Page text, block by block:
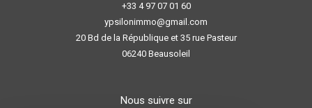
+33 4 97 07 01 60
ypsilonimmo@gmail.com
20 Bd de la République et 35 rue Pasteur
06240
Beausoleil
Nous suivre sur